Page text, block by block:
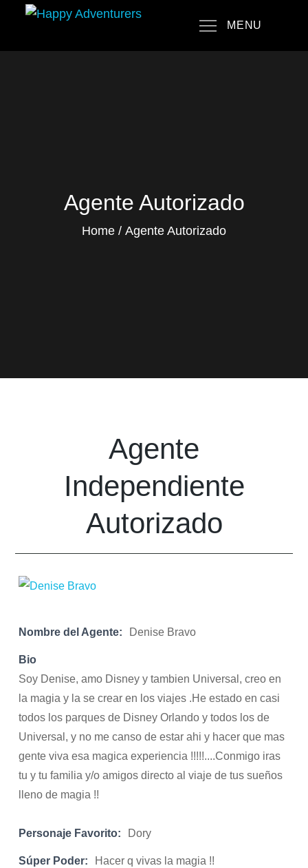
content
MENU
Agente Autorizado
Home Agente Autorizado
Agente
Independiente
Autorizado
Nombre del Agente: Denise Bravo
Bio
Soy Denise, amo Disney y tambien Universal, creo en
la magia y la se crear en los viajes .He estado en casi
todos los parques de Disney Orlando y todos los de
Universal, y no me canso de estar ahi y hacer que mas
gente viva esa magica experiencia !!!!!....Conmigo iras
tu y tu familia y/o amigos directo al viaje de tus sueños
lleno de magia !!
Personaje Favorito: Dory
Súper Poder: Hacer q vivas la magia !!